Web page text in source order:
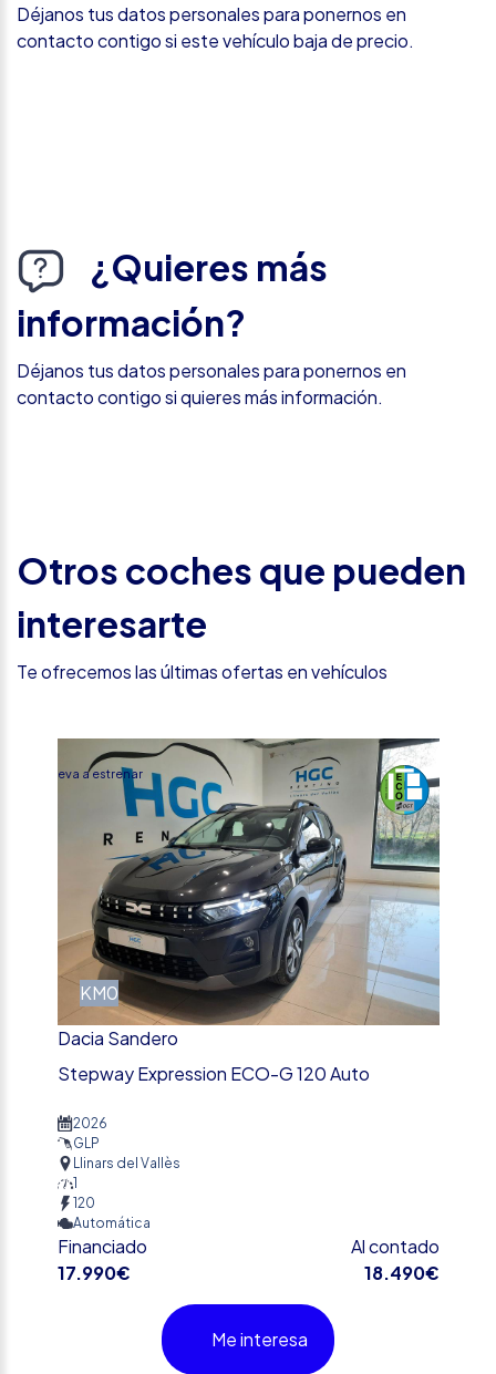
Déjanos tus datos personales para ponernos en
contacto contigo si este vehículo baja de precio.
¿Quieres más
información?
Déjanos tus datos personales para ponernos en
contacto contigo si quieres más información.
Otros coches que pueden
interesarte
Te ofrecemos las últimas ofertas en vehículos
KM0
Nueva a estrenar
Dacia Sandero
Stepway Expression ECO-G 120 Auto
2026
GLP
Llinars del Vallès
1
120
Automática
Financiado
17.990€
Al contado
18.490€
Me interesa